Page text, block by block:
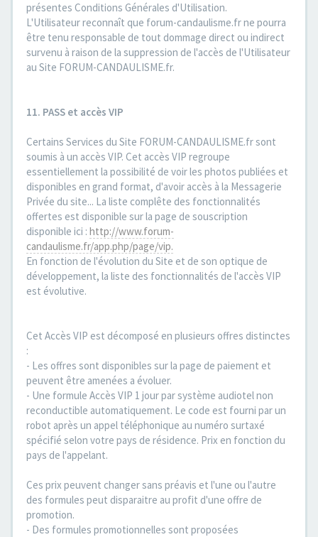
présentes Conditions Générales d'Utilisation.
L'Utilisateur reconnaît que forum-candaulisme.fr ne pourra
être tenu responsable de tout dommage direct ou indirect
survenu à raison de la suppression de l'accès de l'Utilisateur
au Site FORUM-CANDAULISME.fr.
11. PASS et accès VIP
Certains Services du Site FORUM-CANDAULISME.fr sont
soumis à un accès VIP. Cet accès VIP regroupe
essentiellement la possibilité de voir les photos publiées et
disponibles en grand format, d'avoir accès à la Messagerie
Privée du site... La liste complête des fonctionnalités
offertes est disponible sur la page de souscription
disponible ici : http://www.forum-
candaulisme.fr/app.php/page/vip.
En fonction de l'évolution du Site et de son optique de
développement, la liste des fonctionnalités de l'accès VIP
est évolutive.
Cet Accès VIP est décomposé en plusieurs offres distinctes
:
- Les offres sont disponibles sur la page de paiement et
peuvent être amenées a évoluer.
- Une formule Accès VIP 1 jour par système audiotel non
reconductible automatiquement. Le code est fourni par un
robot après un appel téléphonique au numéro surtaxé
spécifié selon votre pays de résidence. Prix en fonction du
pays de l'appelant.
Ces prix peuvent changer sans préavis et l'une ou l'autre
des formules peut disparaitre au profit d'une offre de
promotion.
- Des formules promotionnelles sont proposées